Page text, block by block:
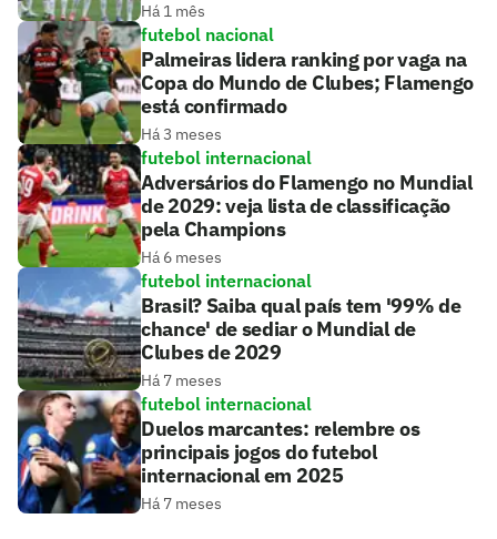
Há 1 mês
futebol nacional
Palmeiras lidera ranking por vaga na
Copa do Mundo de Clubes; Flamengo
está confirmado
Há 3 meses
futebol internacional
Adversários do Flamengo no Mundial
de 2029: veja lista de classificação
pela Champions
Há 6 meses
futebol internacional
Brasil? Saiba qual país tem '99% de
chance' de sediar o Mundial de
Clubes de 2029
Há 7 meses
futebol internacional
Duelos marcantes: relembre os
principais jogos do futebol
internacional em 2025
Há 7 meses